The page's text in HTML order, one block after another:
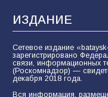
ИЗДАНИЕ
Сетевое издание
зарегистрировано
связи, информационных
(Роскомнадзор) —
декабря 2018 года.
Вся информация,